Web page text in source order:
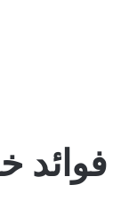
فوائد